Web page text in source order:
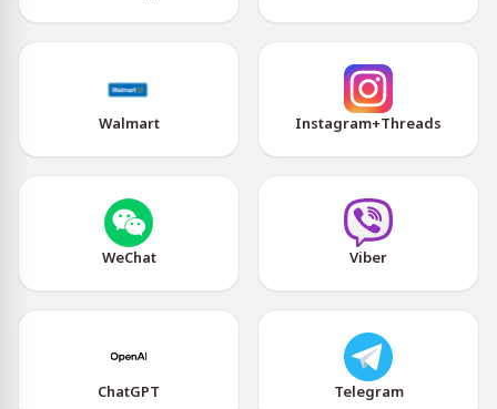
Walmart Instagram+Threads
WeChat Viber
ChatGPT Telegram